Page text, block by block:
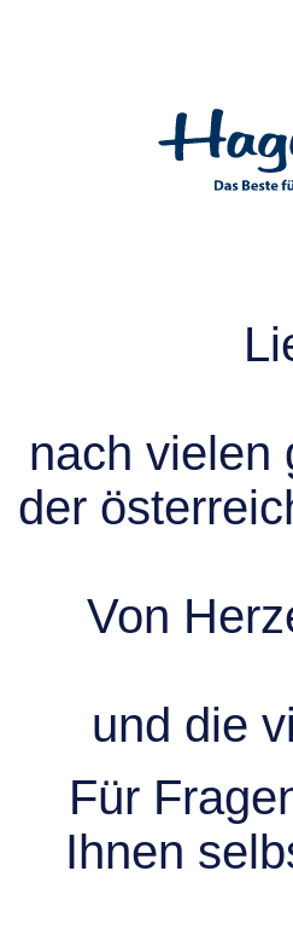
nach vielen
der
Von
und die
Für
Ihnen